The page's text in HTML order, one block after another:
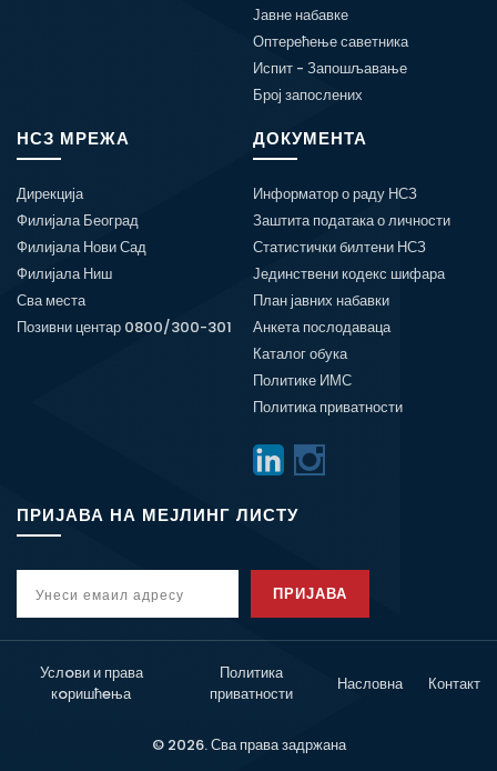
Јавне набавке
Оптерећење саветника
Испит - Запошљавање
Број запослених
НСЗ МРЕЖА
Дирекција
Филијала Београд
Филијала Нови Сад
Филијала Ниш
Сва места
Позивни центар 0800/300-301
ДОКУМЕНТА
Информатор о раду НСЗ
Заштита података о личности
Статистички билтени НСЗ
Јединствени кодекс шифара
План јавних набавки
Анкета послодаваца
Каталог обука
Политике ИМС
Политика приватности
ПРИЈАВА НА МЕЈЛИНГ ЛИСТУ
ПРИЈАВА
Услoви и права
кoришћeња
Политика
приватности
Насловна Контакт
© 2026. Сва права задржана